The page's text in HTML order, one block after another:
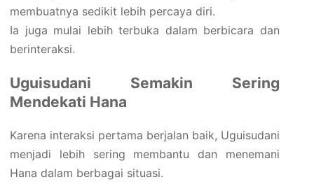
membuatnya sedikit lebih percaya diri.
Ia juga mulai lebih terbuka dalam berbicara dan
berinteraksi.
Uguisudani Semakin Sering
Mendekati Hana
Karena interaksi pertama berjalan baik, Uguisudani
menjadi lebih sering membantu dan menemani
Hana dalam berbagai situasi.